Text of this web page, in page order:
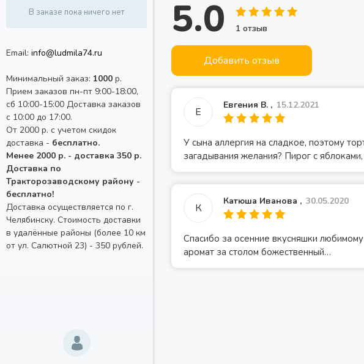
В заказе пока ничего нет
Email: info@ludmila74.ru
Минимальный заказ: 1000 р.
Прием заказов пн-пт 9:00-18:00,
сб 10:00-15:00 Доставка заказов
с 10:00 до 17:00.
От 2000 р. с учетом скидок
доставка - бесплатно.
Менее 2000 р. - доставка 350 р.
Доставка по
Тракторозаводскому району -
бесплатно!
Доставка осуществляется по г.
Челябинску. Стоимость доставки
в удалённые районы (более 10 км
от ул. Салютной 23) - 350 рублей.
5.0 1 отзыв
Добавить отзыв
Е
Евгения В. , 15.12.2021
У сына аллергия на сладкое, поэтому
загадывания желания? Пирог с
К
Катюша Иванова , 30.05.2020
Спасибо за осенние вкусняшки
аромат за столом божественный…